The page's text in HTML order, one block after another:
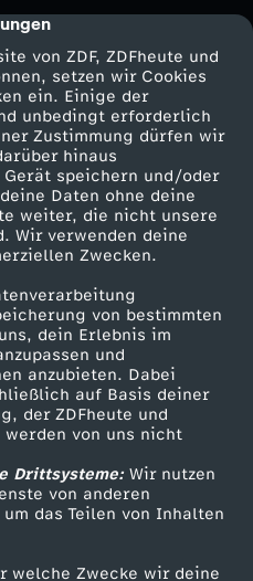
von ZDF, ZDFheute und
setzen wir Cookies
ein. Einige der
unbedingt erforderlich
Zustimmung dürfen wir
hinaus
speichern und/oder
Daten ohne deine
weiter, die nicht unsere
Wir verwenden deine
Zwecken.
von bestimmten
dein Erlebnis im
und
anzubieten. Dabei
auf Basis deiner
der ZDFheute und
von uns nicht
Drittsysteme:Wir nutzen
von anderen
das Teilen von Inhalten
welche Zwecke wir deine
Service
ZDFmitreden
Kontakt zum ZDF
Tickets
Zuschauerservice
Hilfe